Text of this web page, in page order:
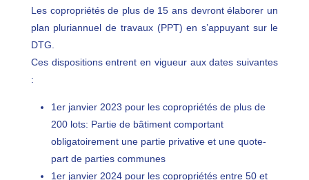
Les copropriétés de plus de 15 ans devront élaborer un
plan pluriannuel de travaux (PPT) en s’appuyant sur le
DTG.
Ces dispositions entrent en vigueur aux dates suivantes
:
1er janvier 2023 pour les copropriétés de plus de
200 lots: Partie de bâtiment comportant
obligatoirement une partie privative et une quote-
part de parties communes
1er janvier 2024 pour les copropriétés entre 50 et